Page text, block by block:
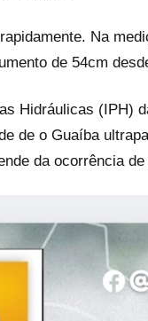
Na
de 54cm
Hidráulicas (IPH)
de o Guaíba
da ocorrência